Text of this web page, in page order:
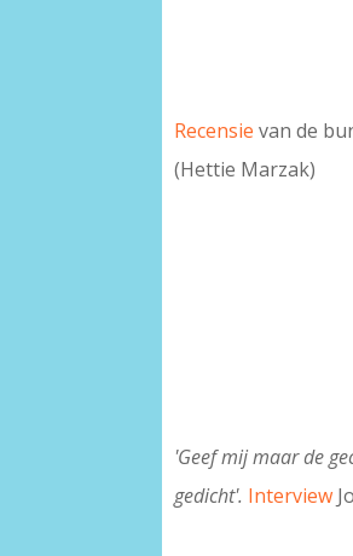
Recensie van de
(Hettie Marzak)
'Geef mij maar de
gedicht'. Interview